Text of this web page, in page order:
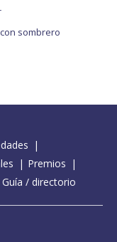
sombrero
Premios
Guía / directorio